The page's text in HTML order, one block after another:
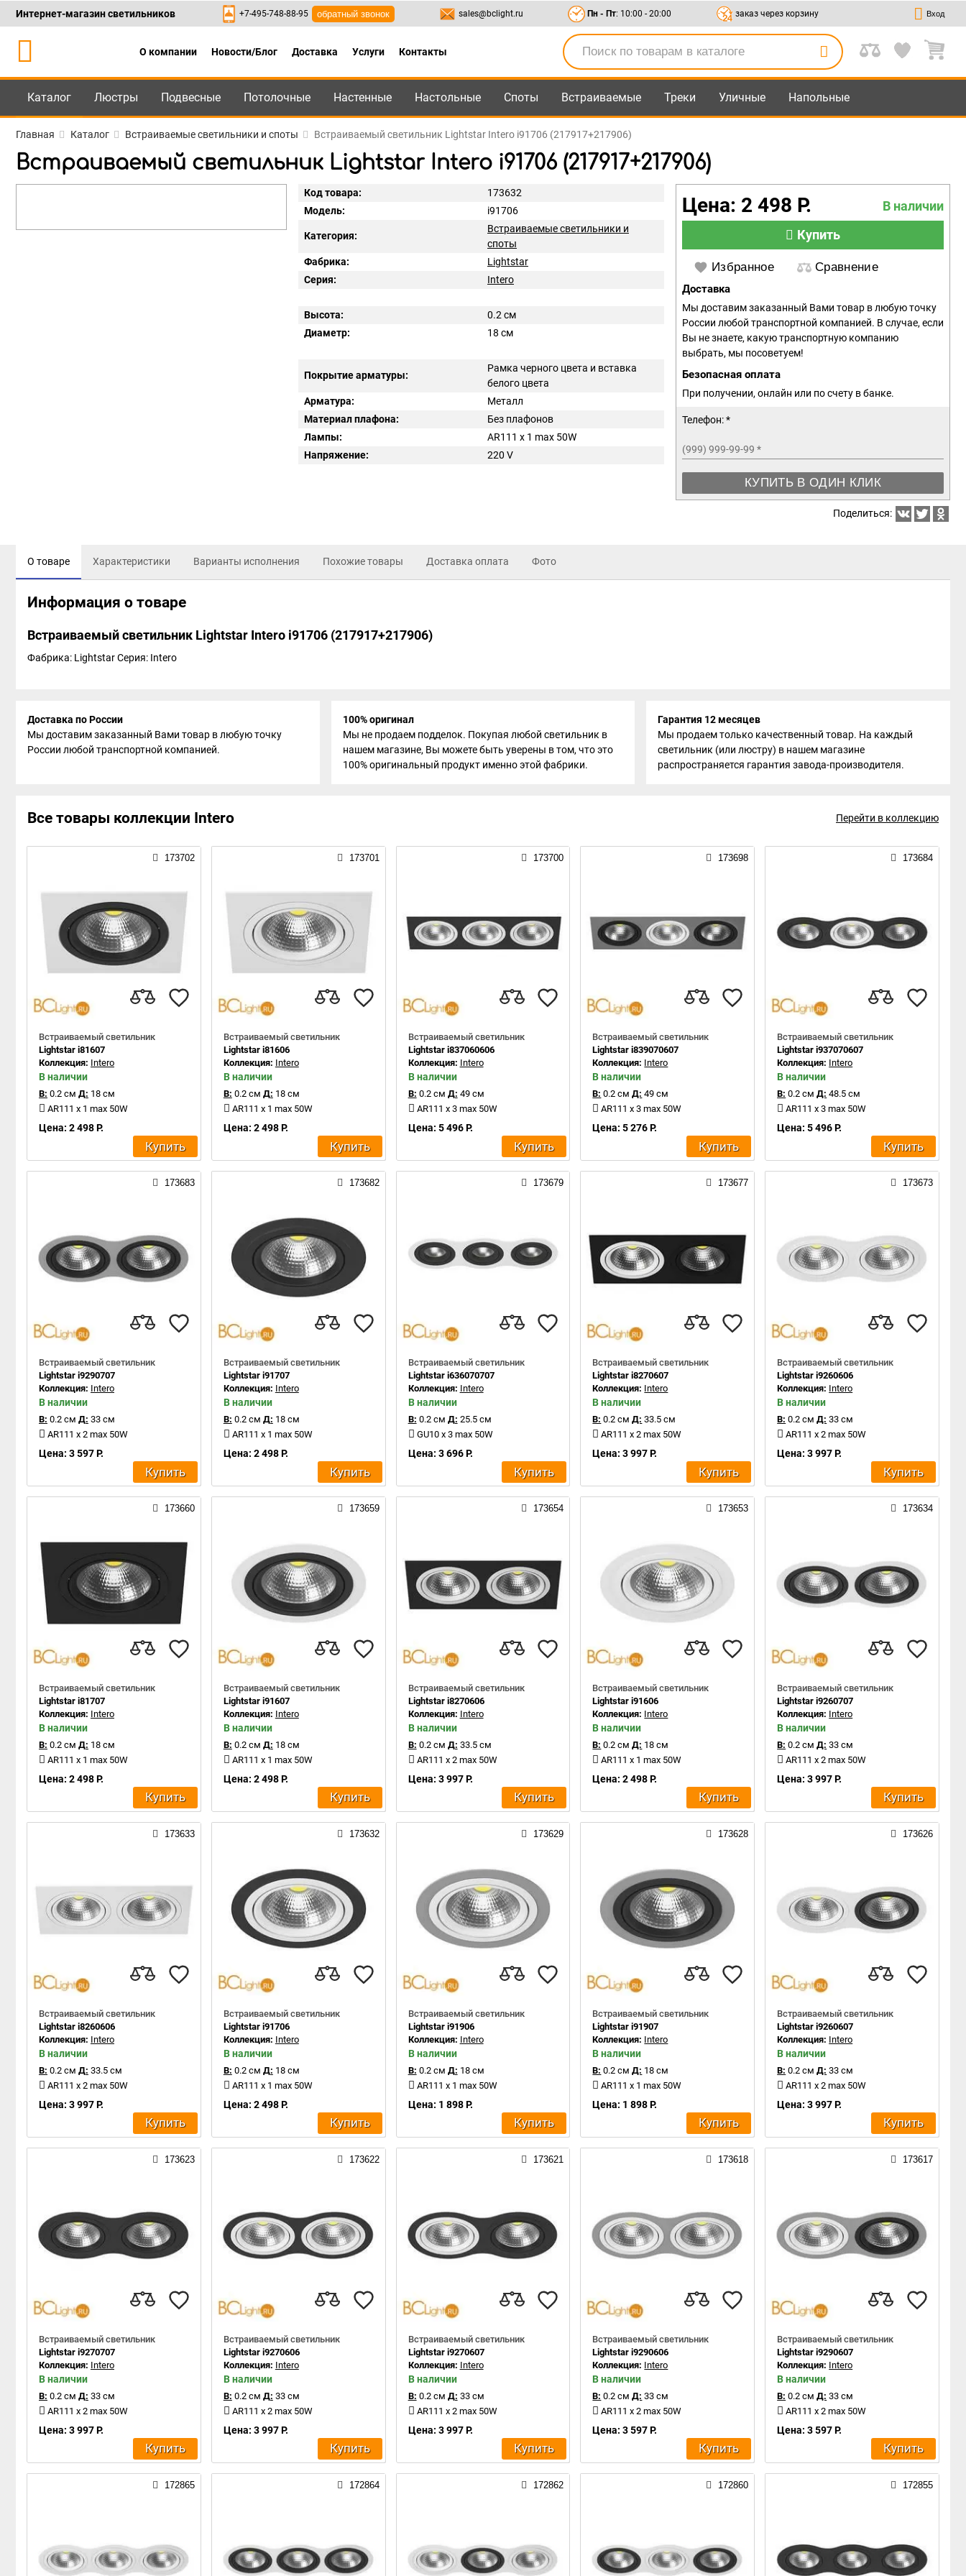
Каталог +7-495-748-88-95 ,8-800-550-95-45 sales@bclight.ru
Интернет-магазин светильников +7-495-748-88-95 обратный звонок sales@bclight.ru Пн - Пт: 10:00 - 20:00 заказ через корзину Вход
О компании Новости/Блог Доставка Услуги Контакты
Каталог Люстры Подвесные Потолочные Настенные Настольные Споты Встраиваемые Треки Уличные Напольные
Главная Каталог Встраиваемые светильники и споты Встраиваемый светильник Lightstar Intero i91706 (217917+217906)
Встраиваемый светильник Lightstar Intero i91706 (217917+217906)
Код товара:
173632
Модель:
i91706
Категория:
Встраиваемые светильники и
споты
Фабрика:
Lightstar
Серия:
Intero
Высота:
0.2 см
Диаметр:
18 см
Покрытие арматуры:
Рамка черного цвета и вставка
белого цвета
Арматура:
Металл
Материал плафона:
Без плафонов
Лампы:
AR111 x 1 max 50W
Напряжение:
220 V
Цена: 2 498 Р.
В наличии
Купить
Избранное Сравнение
Доставка
Мы доставим заказанный Вами товар в любую точку
России любой транспортной компанией. В случае, если
Вы не знаете, какую транспортную компанию
выбрать, мы посоветуем!
Безопасная оплата
При получении, онлайн или по счету в банке.
Телефон: *
(999) 999-99-99 *
КУПИТЬ В ОДИН КЛИК
Поделиться:
О товаре Характеристики Варианты исполнения Похожие товары Доставка оплата Фото
Информация о товаре
Встраиваемый светильник Lightstar Intero i91706 (217917+217906)
Фабрика: LightstarСерия: Intero
Доставка по России
Мы доставим заказанный Вами товар в любую точку
России любой транспортной компанией.
100% оригинал
Мы не продаем подделок. Покупая любой светильник в
нашем магазине, Вы можете быть уверены в том, что это
100% оригинальный продукт именно этой фабрики.
Гарантия 12 месяцев
Мы продаем только качественный товар. На каждый
светильник (или люстру) в нашем магазине
распространяется гарантия завода-производителя.
Все товары коллекции Intero Перейти в коллекцию
173702
Встраиваемый светильник
Lightstar i81607
Коллекция: Intero
В наличии
В: 0.2 см Д: 18 см
AR111 x 1 max 50W
Цена: 2 498 Р.
Купить
173701
Встраиваемый светильник
Lightstar i81606
Коллекция: Intero
В наличии
В: 0.2 см Д: 18 см
AR111 x 1 max 50W
Цена: 2 498 Р.
Купить
173700
Встраиваемый светильник
Lightstar i837060606
Коллекция: Intero
В наличии
В: 0.2 см Д: 49 см
AR111 x 3 max 50W
Цена: 5 496 Р.
Купить
173698
Встраиваемый светильник
Lightstar i839070607
Коллекция: Intero
В наличии
В: 0.2 см Д: 49 см
AR111 x 3 max 50W
Цена: 5 276 Р.
Купить
173684
Встраиваемый светильник
Lightstar i937070607
Коллекция: Intero
В наличии
В: 0.2 см Д: 48.5 см
AR111 x 3 max 50W
Цена: 5 496 Р.
Купить
173683
Встраиваемый светильник
Lightstar i9290707
Коллекция: Intero
В наличии
В: 0.2 см Д: 33 см
AR111 x 2 max 50W
Цена: 3 597 Р.
Купить
173682
Встраиваемый светильник
Lightstar i91707
Коллекция: Intero
В наличии
В: 0.2 см Д: 18 см
AR111 x 1 max 50W
Цена: 2 498 Р.
Купить
173679
Встраиваемый светильник
Lightstar i636070707
Коллекция: Intero
В наличии
В: 0.2 см Д: 25.5 см
GU10 x 3 max 50W
Цена: 3 696 Р.
Купить
173677
Встраиваемый светильник
Lightstar i8270607
Коллекция: Intero
В наличии
В: 0.2 см Д: 33.5 см
AR111 x 2 max 50W
Цена: 3 997 Р.
Купить
173673
Встраиваемый светильник
Lightstar i9260606
Коллекция: Intero
В наличии
В: 0.2 см Д: 33 см
AR111 x 2 max 50W
Цена: 3 997 Р.
Купить
173660
Встраиваемый светильник
Lightstar i81707
Коллекция: Intero
В наличии
В: 0.2 см Д: 18 см
AR111 x 1 max 50W
Цена: 2 498 Р.
Купить
173659
Встраиваемый светильник
Lightstar i91607
Коллекция: Intero
В наличии
В: 0.2 см Д: 18 см
AR111 x 1 max 50W
Цена: 2 498 Р.
Купить
173654
Встраиваемый светильник
Lightstar i8270606
Коллекция: Intero
В наличии
В: 0.2 см Д: 33.5 см
AR111 x 2 max 50W
Цена: 3 997 Р.
Купить
173653
Встраиваемый светильник
Lightstar i91606
Коллекция: Intero
В наличии
В: 0.2 см Д: 18 см
AR111 x 1 max 50W
Цена: 2 498 Р.
Купить
173634
Встраиваемый светильник
Lightstar i9260707
Коллекция: Intero
В наличии
В: 0.2 см Д: 33 см
AR111 x 2 max 50W
Цена: 3 997 Р.
Купить
173633
Встраиваемый светильник
Lightstar i8260606
Коллекция: Intero
В наличии
В: 0.2 см Д: 33.5 см
AR111 x 2 max 50W
Цена: 3 997 Р.
Купить
173632
Встраиваемый светильник
Lightstar i91706
Коллекция: Intero
В наличии
В: 0.2 см Д: 18 см
AR111 x 1 max 50W
Цена: 2 498 Р.
Купить
173629
Встраиваемый светильник
Lightstar i91906
Коллекция: Intero
В наличии
В: 0.2 см Д: 18 см
AR111 x 1 max 50W
Цена: 1 898 Р.
Купить
173628
Встраиваемый светильник
Lightstar i91907
Коллекция: Intero
В наличии
В: 0.2 см Д: 18 см
AR111 x 1 max 50W
Цена: 1 898 Р.
Купить
173626
Встраиваемый светильник
Lightstar i9260607
Коллекция: Intero
В наличии
В: 0.2 см Д: 33 см
AR111 x 2 max 50W
Цена: 3 997 Р.
Купить
173623
Встраиваемый светильник
Lightstar i9270707
Коллекция: Intero
В наличии
В: 0.2 см Д: 33 см
AR111 x 2 max 50W
Цена: 3 997 Р.
Купить
173622
Встраиваемый светильник
Lightstar i9270606
Коллекция: Intero
В наличии
В: 0.2 см Д: 33 см
AR111 x 2 max 50W
Цена: 3 997 Р.
Купить
173621
Встраиваемый светильник
Lightstar i9270607
Коллекция: Intero
В наличии
В: 0.2 см Д: 33 см
AR111 x 2 max 50W
Цена: 3 997 Р.
Купить
173618
Встраиваемый светильник
Lightstar i9290606
Коллекция: Intero
В наличии
В: 0.2 см Д: 33 см
AR111 x 2 max 50W
Цена: 3 597 Р.
Купить
173617
Встраиваемый светильник
Lightstar i9290607
Коллекция: Intero
В наличии
В: 0.2 см Д: 33 см
AR111 x 2 max 50W
Цена: 3 597 Р.
Купить
172865 172864 172862 172860 172855